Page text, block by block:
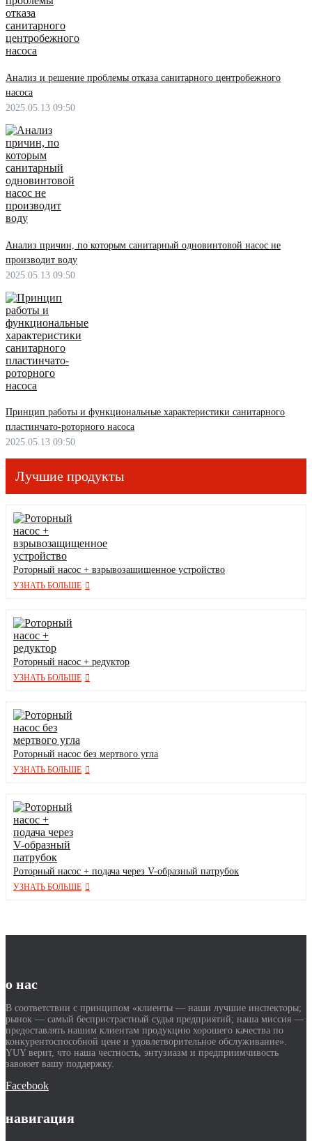
Анализ и решение проблемы отказа санитарного центробежного
насоса
2025.05.13 09:50
Анализ причин, по которым санитарный одновинтовой насос не
производит воду
2025.05.13 09:50
Принцип работы и функциональные характеристики санитарного
пластинчато-роторного насоса
2025.05.13 09:50
Лучшие продукты
Роторный насос + взрывозащищенное устройство
УЗНАТЬ БОЛЬШЕ
Роторный насос + редуктор
УЗНАТЬ БОЛЬШЕ
Роторный насос без мертвого угла
УЗНАТЬ БОЛЬШЕ
Роторный насос + подача через V-образный патрубок
УЗНАТЬ БОЛЬШЕ
о нас
В соответствии с принципом «клиенты — наши лучшие инспекторы;
рынок — самый беспристрастный судья предприятий; наша миссия —
предоставлять нашим клиентам продукцию хорошего качества по
конкурентоспособной цене и удовлетворительное обслуживание».
YUY верит, что наша честность, энтузиазм и предприимчивость
завоюет вашу поддержку.
Facebook
навигация